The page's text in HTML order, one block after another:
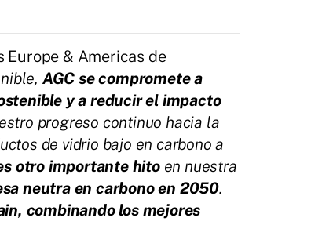
& Americas de
AGC se compromete a
y a reducir el impacto
progreso continuo hacia la
de vidrio bajo en carbono a
otro importante hitoen nuestra
neutra en carbono en 2050.
combinando los mejores